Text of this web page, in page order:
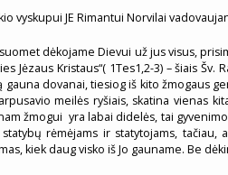
vyskupui JE Rimantui Norvilai
dėkojame Dievui už jus visus,
Jėzaus Kristaus“( 1Tes1,2-3) – šiais
gauna dovanai, tiesiog iš kito žmogaus
meilės ryšiais, skatina vienas
žmogui yra labai didelės, tai
rėmėjams ir statytojams,
kiek daug visko iš Jo gauname. Be